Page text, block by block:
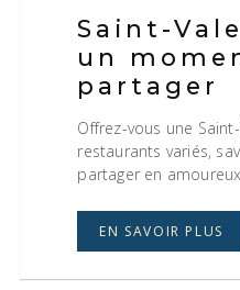
Saint-
un
partager
Offrez-vous une
restaurants variés,
partager en
EN SAVOIR PLUS